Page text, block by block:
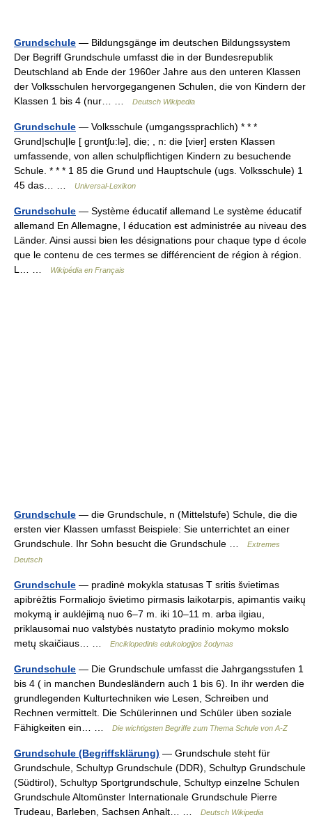
Grundschule — Bildungsgänge im deutschen Bildungssystem
Der Begriff Grundschule umfasst die in der Bundesrepublik
Deutschland ab Ende der 1960er Jahre aus den unteren Klassen
der Volksschulen hervorgegangenen Schulen, die von Kindern der
Klassen 1 bis 4 (nur… …
Deutsch Wikipedia
Grundschule — Volksschule (umgangssprachlich) * * *
Grund|schu|le [ grʊntʃu:lə], die; , n: die [vier] ersten Klassen
umfassende, von allen schulpflichtigen Kindern zu besuchende
Schule. * * * 1 85 die Grund und Hauptschule (ugs. Volksschule) 1
45 das… …
Universal-Lexikon
Grundschule — Système éducatif allemand Le système éducatif
allemand En Allemagne, l éducation est administrée au niveau des
Länder. Ainsi aussi bien les désignations pour chaque type d école
que le contenu de ces termes se différencient de région à région.
L… …
Wikipédia en Français
Grundschule — die Grundschule, n (Mittelstufe) Schule, die die
ersten vier Klassen umfasst Beispiele: Sie unterrichtet an einer
Grundschule. Ihr Sohn besucht die Grundschule …
Extremes
Deutsch
Grundschule — pradinė mokykla statusas T sritis švietimas
apibrėžtis Formaliojo švietimo pirmasis laikotarpis, apimantis vaikų
mokymą ir auklėjimą nuo 6–7 m. iki 10–11 m. arba ilgiau,
priklausomai nuo valstybės nustatyto pradinio mokymo mokslo
metų skaičiaus… …
Enciklopedinis edukologijos žodynas
Grundschule — Die Grundschule umfasst die Jahrgangsstufen 1
bis 4 ( in manchen Bundesländern auch 1 bis 6). In ihr werden die
grundlegenden Kulturtechniken wie Lesen, Schreiben und
Rechnen vermittelt. Die Schülerinnen und Schüler üben soziale
Fähigkeiten ein… …
Die wichtigsten Begriffe zum Thema Schule von A-Z
Grundschule (Begriffsklärung) — Grundschule steht für
Grundschule, Schultyp Grundschule (DDR), Schultyp Grundschule
(Südtirol), Schultyp Sportgrundschule, Schultyp einzelne Schulen
Grundschule Altomünster Internationale Grundschule Pierre
Trudeau, Barleben, Sachsen Anhalt… …
Deutsch Wikipedia